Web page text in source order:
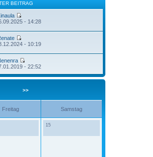
BEITRAG
- 14:28
- 10:19
- 22:52
>>
Freitag Samstag
15